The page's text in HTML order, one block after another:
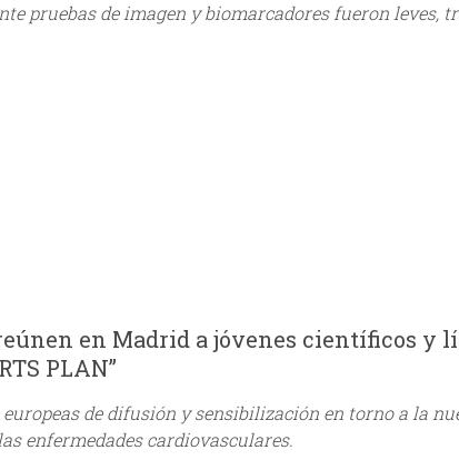
pruebas de imagen y biomarcadores fueron
en Madrid a jóvenes científicos y
PLAN”
de difusión y sensibilización en torno a la
enfermedades cardiovasculares.